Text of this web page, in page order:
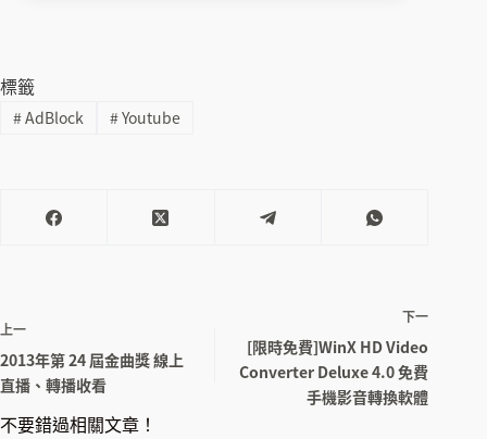
標籤
#AdBlock #Youtube
上一
2013年第 24 屆金曲獎 線上
直播、轉播收看
下一
[限時免費]WinX HD Video
Converter Deluxe 4.0 免費
手機影音轉換軟體
不要錯過相關文章！